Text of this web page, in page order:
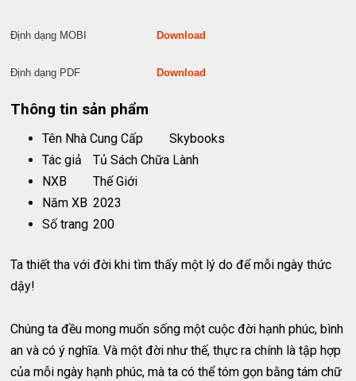
Định dạng MOBI Download
Định dạng PDF Download
Thông tin sản phẩm
Tên Nhà Cung Cấp
Skybooks
Tác giả
Tủ Sách Chữa Lành
NXB
Thế Giới
Năm XB 2023
Số trang 200
Ta thiết tha với đời khi tìm thấy một lý do để mỗi ngày thức
dậy!
Chúng ta đều mong muốn sống một cuộc đời hạnh phúc, bình
an và có ý nghĩa. Và một đời như thế, thực ra chính là tập hợp
của mỗi ngày hạnh phúc, mà ta có thể tóm gọn bằng tám chữ